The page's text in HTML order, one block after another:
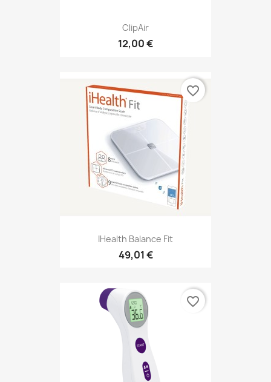
ClipAir
12,00 €
IHealth Balance Fit
49,01 €
favorite_border
favorite_border